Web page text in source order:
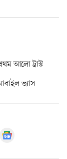
আলো ট্রাস্ট
ভ্যাস